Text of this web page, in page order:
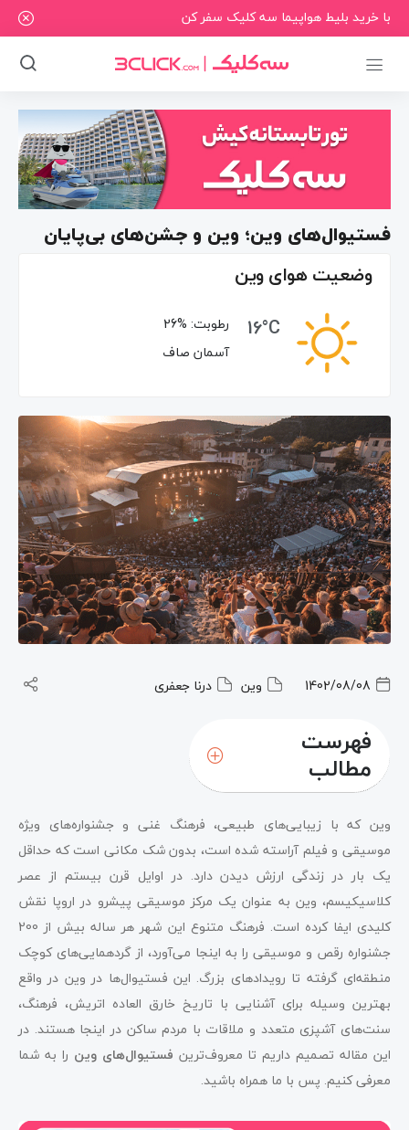
با خرید بلیط هواپیما سه کلیک سفر کن
فستیوال‌های وین؛ وین و جشن‌های بی‌پایان
وضعیت هوای وین
16°C
رطوبت: 26%
آسمان صاف
1402/08/08 وین درنا جعفری
فهرست
مطالب
وین که با زیبایی‌های طبیعی، فرهنگ غنی و جشنواره‌های ویژه
موسیقی و فیلم آراسته شده است، بدون شک مکانی است که حداقل
یک بار در زندگی ارزش دیدن دارد. در اوایل قرن بیستم از عصر
کلاسیکیسم، وین به عنوان یک مرکز موسیقی پیشرو در اروپا نقش
کلیدی ایفا کرده است. فرهنگ متنوع این شهر هر ساله بیش از 200
جشنواره رقص و موسیقی را به اینجا می‌آورد، از گردهمایی‌های کوچک
منطقه‌ای گرفته تا رویدادهای بزرگ. این فستیوال‌ها در وین در واقع
بهترین وسیله برای آشنایی با تاریخ خارق العاده اتریش، فرهنگ،
سنت‌های آشپزی متعدد و ملاقات با مردم ساکن در اینجا هستند. در
این مقاله تصمیم داریم تا معروف‌ترین فستیوال‌های وین را به شما
معرفی کنیم. پس با ما همراه باشید.